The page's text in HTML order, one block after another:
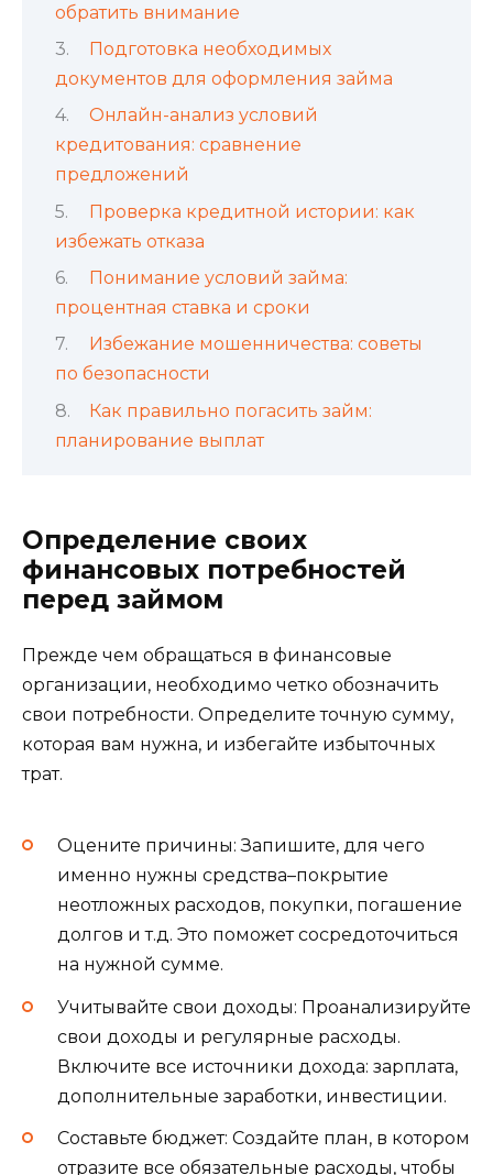
обратить внимание
Подготовка необходимых
документов для оформления займа
Онлайн-анализ условий
кредитования: сравнение
предложений
Проверка кредитной истории: как
избежать отказа
Понимание условий займа:
процентная ставка и сроки
Избежание мошенничества: советы
по безопасности
Как правильно погасить займ:
планирование выплат
Определение своих
финансовых потребностей
перед займом
Прежде чем обращаться в финансовые
организации, необходимо четко обозначить
свои потребности. Определите точную сумму,
которая вам нужна, и избегайте избыточных
трат.
Оцените причины: Запишите, для чего
именно нужны средства–покрытие
неотложных расходов, покупки, погашение
долгов и т.д. Это поможет сосредоточиться
на нужной сумме.
Учитывайте свои доходы: Проанализируйте
свои доходы и регулярные расходы.
Включите все источники дохода: зарплата,
дополнительные заработки, инвестиции.
Составьте бюджет: Создайте план, в котором
отразите все обязательные расходы, чтобы